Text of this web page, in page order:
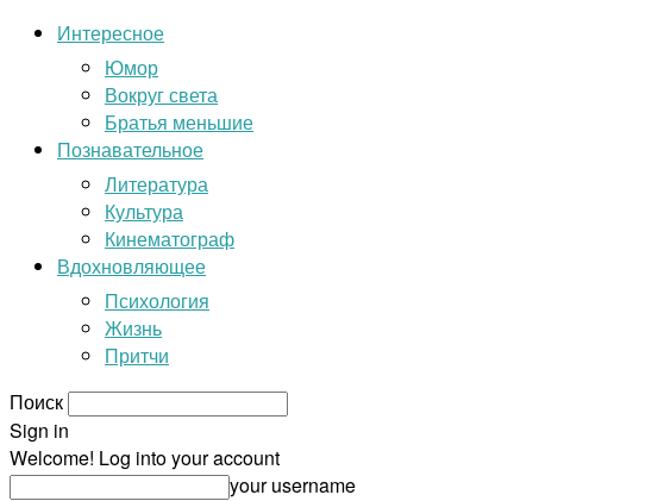
Интересное
Юмор
Вокруг света
Братья меньшие
Познавательное
Литература
Культура
Кинематограф
Вдохновляющее
Психология
Жизнь
Притчи
Поиск
Sign in
Welcome! Log into your account
your username